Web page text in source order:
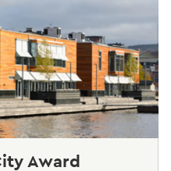
Award